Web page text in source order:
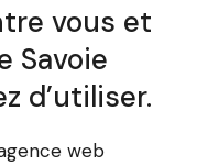
vous et
Savoie
d’utiliser.
web